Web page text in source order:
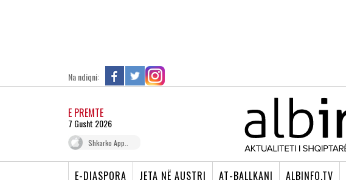
Na ndiqni:
E PREMTE
7 Gusht 2026
Shkarko App..
E-DIASPORA JETA NË AUSTRI AT-BALLKANI ALBINFO.TV